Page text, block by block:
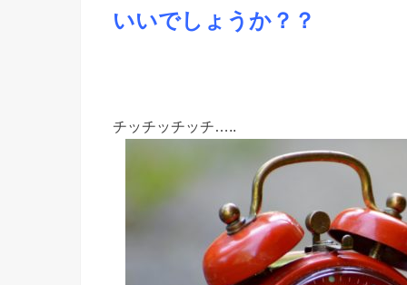
いいでしょうか？？
チッチッチッチ…..